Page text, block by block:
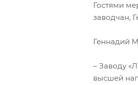
Гостями
заводчан,
Геннадий
– Заводу
высшей